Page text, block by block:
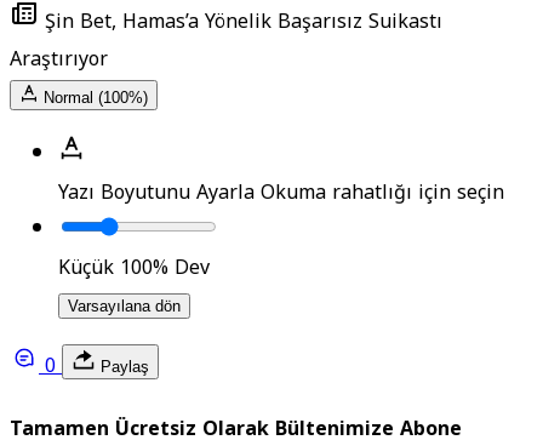
Şin Bet, Hamas’a Yönelik Başarısız Suikastı
Araştırıyor
Normal (100%)
Yazı Boyutunu AyarlaOkuma rahatlığı için seçin
Küçük 100%Dev
Varsayılana dön
0 Paylaş
Tamamen Ücretsiz Olarak Bültenimize Abone